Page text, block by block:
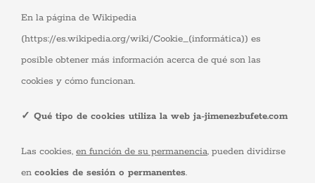
En la página de Wikipedia
(https://es.wikipedia.org/wiki/Cookie_(informática)) es
posible obtener más información acerca de qué son las
cookies y cómo funcionan.
✓ Qué tipo de cookies utiliza la web ja-jimenezbufete.com
Las cookies, en función de su permanencia, pueden dividirse
en cookies de sesión o permanentes.
Para que
podamos
mejorar la
y estructura
de la web, en
se usa la